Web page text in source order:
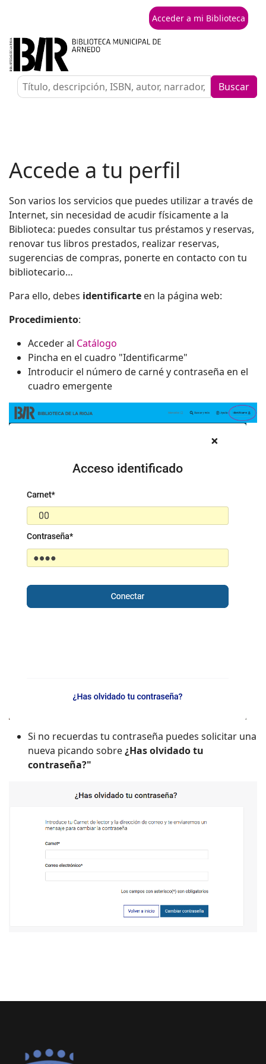
Acceder a mi Biblioteca
Buscar
Accede a tu perfil
Son varios los servicios que puedes utilizar a través de
Internet, sin necesidad de acudir físicamente a la
Biblioteca: puedes consultar tus préstamos y reservas,
renovar tus libros prestados, realizar reservas,
sugerencias de compras, ponerte en contacto con tu
bibliotecario…
Para ello, debes identificarte en la página web:
Procedimiento:
Acceder al Catálogo
Pincha en el cuadro "Identificarme"
Introducir el número de carné y contraseña en el
cuadro emergente
Si no recuerdas tu contraseña puedes solicitar una
nueva picando sobre¿Has olvidado tu
contraseña?"